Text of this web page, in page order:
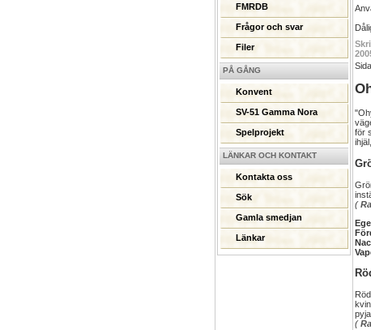
FMRDB
Frågor och svar
Filer
PÅ GÅNG
Konvent
SV-51 Gamma Nora
Spelprojekt
LÄNKAR OCH KONTAKT
Kontakta oss
Sök
Gamla smedjan
Länkar
för
(
(